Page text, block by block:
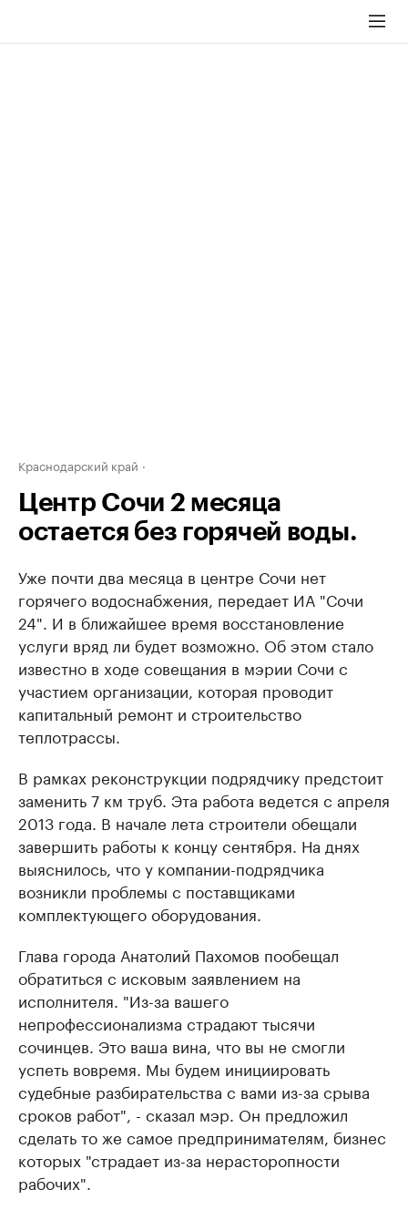
Краснодарский край
Центр Сочи 2 месяца
остается без горячей воды.
Уже почти два месяца в центре Сочи нет
горячего водоснабжения, передает ИА "Сочи
24". И в ближайшее время восстановление
услуги вряд ли будет возможно. Об этом стало
известно в ходе совещания в мэрии Сочи с
участием организации, которая проводит
капитальный ремонт и строительство
теплотрассы.
В рамках реконструкции подрядчику предстоит
заменить 7 км труб. Эта работа ведется с апреля
2013 года. В начале лета строители обещали
завершить работы к концу сентября. На днях
выяснилось, что у компании-подрядчика
возникли проблемы с поставщиками
комплектующего оборудования.
Глава города Анатолий Пахомов пообещал
обратиться с исковым заявлением на
исполнителя. "Из-за вашего
непрофессионализма страдают тысячи
сочинцев. Это ваша вина, что вы не смогли
успеть вовремя. Мы будем инициировать
судебные разбирательства с вами из-за срыва
сроков работ", - сказал мэр. Он предложил
сделать то же самое предпринимателям, бизнес
которых "страдает из-за нерасторопности
рабочих".